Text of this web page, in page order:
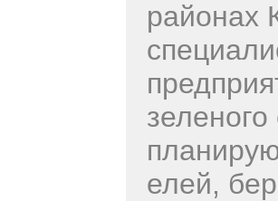
районах
зеленого
елей,